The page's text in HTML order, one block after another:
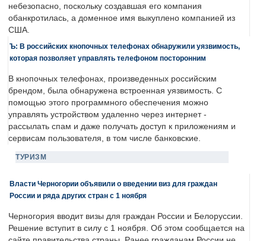
небезопасно, поскольку создавшая его компания
обанкротилась, а доменное имя выкуплено компанией из
США.
Ъ: В российских кнопочных телефонах обнаружили уязвимость,
которая позволяет управлять телефоном посторонним
В кнопочных телефонах, произведенных российским
брендом, была обнаружена встроенная уязвимость. С
помощью этого программного обеспечения можно
управлять устройством удаленно через интернет -
рассылать спам и даже получать доступ к приложениям и
сервисам пользователя, в том числе банковские.
ТУРИЗМ
Власти Черногории объявили о введении виз для граждан
России и ряда других стран с 1 ноября
Черногория вводит визы для граждан России и Белоруссии.
Решение вступит в силу с 1 ноября. Об этом сообщается на